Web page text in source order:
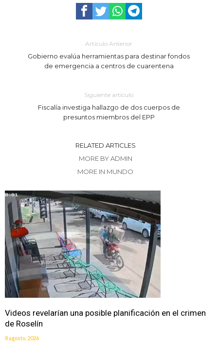
Artículo Anterior
Gobierno evalúa herramientas para destinar fondos
de emergencia a centros de cuarentena
Siguiente artículo
Fiscalía investiga hallazgo de dos cuerpos de
presuntos miembros del EPP
RELATED ARTICLES
MORE BY ADMIN
MORE IN MUNDO
Videos revelarían una posible planificación en el crimen
de Roselín
8 agosto, 2026